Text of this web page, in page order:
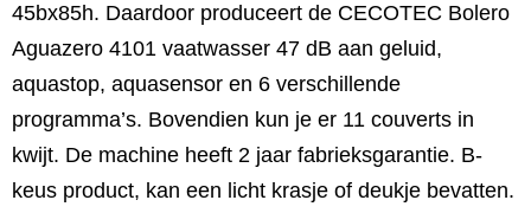
45bx85h. Daardoor produceert de CECOTEC Bolero
Aguazero 4101 vaatwasser 47 dB aan geluid,
aquastop, aquasensor en 6 verschillende
programma’s. Bovendien kun je er 11 couverts in
kwijt. De machine heeft 2 jaar fabrieksgarantie. B-
keus product, kan een licht krasje of deukje bevatten.